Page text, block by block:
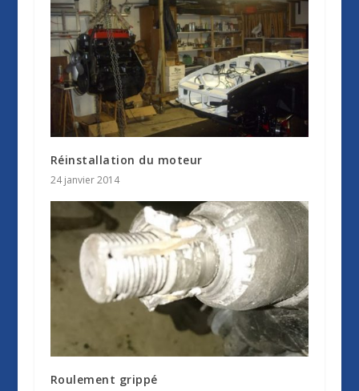
Réinstallation du moteur
24 janvier 2014
Roulement grippé